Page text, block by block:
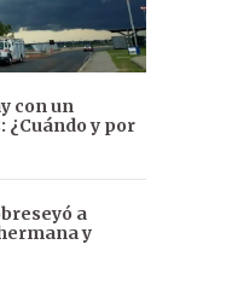
con un
¿Cuándo y por
a
y